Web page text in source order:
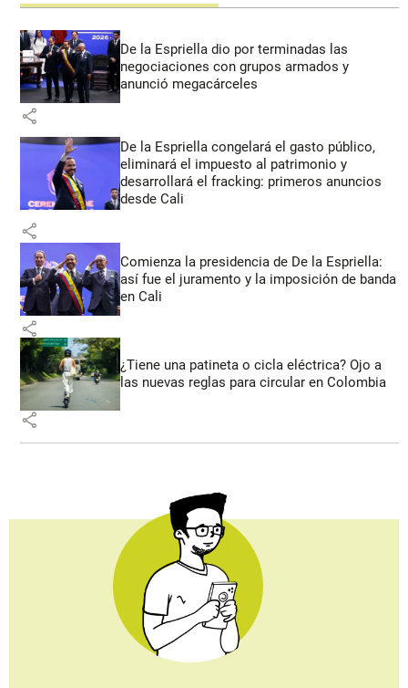
De la Espriella dio por terminadas las
negociaciones con grupos armados y
anunció megacárceles
share
De la Espriella congelará el gasto público,
eliminará el impuesto al patrimonio y
desarrollará el fracking: primeros anuncios
desde Cali
share
Comienza la presidencia de De la Espriella:
así fue el juramento y la imposición de banda
en Cali
share
¿Tiene una patineta o cicla eléctrica? Ojo a
las nuevas reglas para circular en Colombia
share